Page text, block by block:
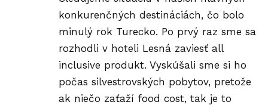
konkurenčných destináciách, čo bolo
minulý rok Turecko. Po prvý raz sme sa
rozhodli v hoteli Lesná zaviesť all
inclusive produkt. Vyskúšali sme si ho
počas silvestrovských pobytov, pretože
ak niečo zaťaží food cost, tak je to